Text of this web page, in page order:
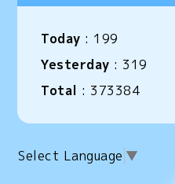
Today : 199
Yesterday : 319
Total : 373384
Select Language ▼